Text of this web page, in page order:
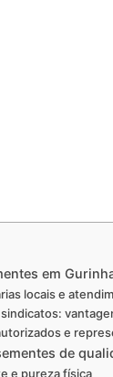
em
locais e
e
de
e pureza física